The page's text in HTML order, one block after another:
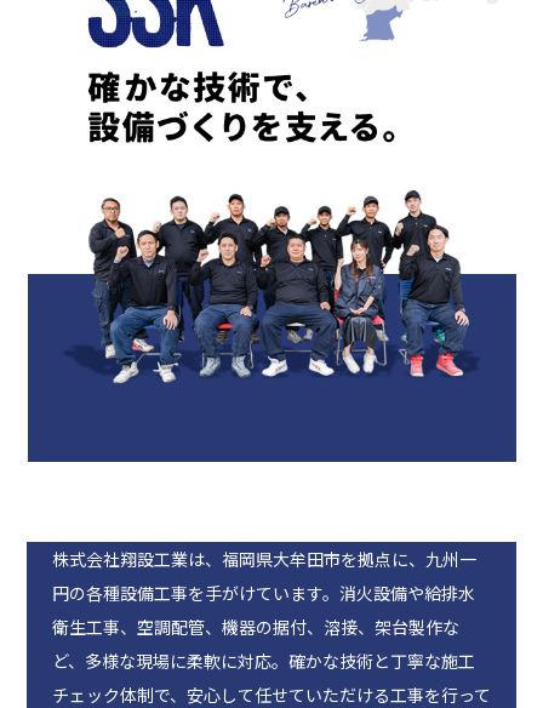
株式会社翔設工業は、福岡県大牟田市を拠点に、九州一
円の各種設備工事を手がけています。消火設備や給排水
衛生工事、空調配管、機器の据付、溶接、架台製作な
ど、多様な現場に柔軟に対応。確かな技術と丁寧な施工
チェック体制で、安心して任せていただける工事を行って